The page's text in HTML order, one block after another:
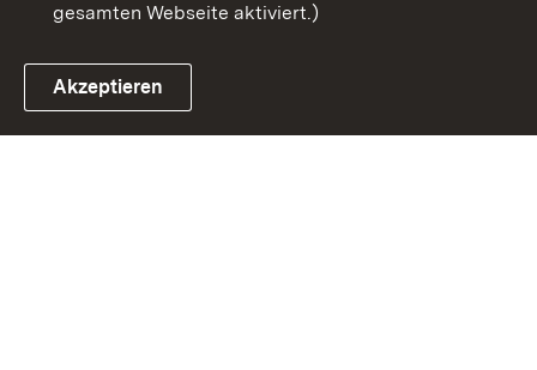
Link zum Landesportal
gesamten Webseite aktiviert.)
Akzeptieren